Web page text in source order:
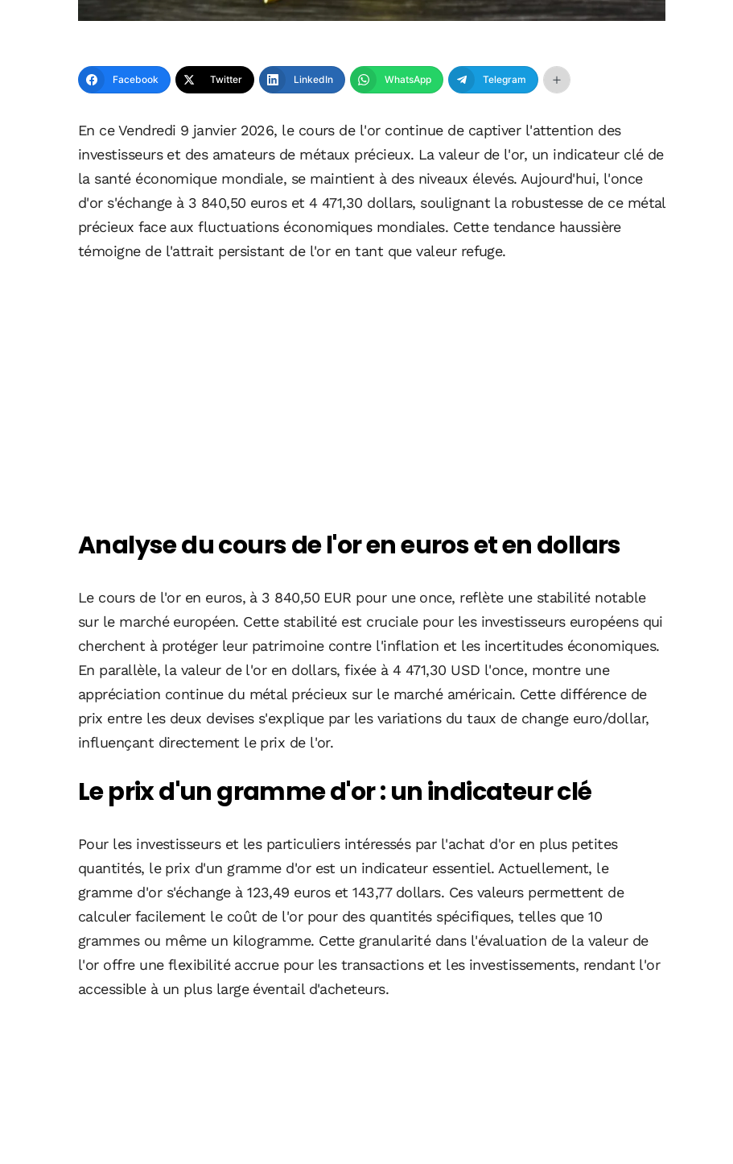
Facebook Twitter LinkedIn WhatsApp Telegram
En ce Vendredi 9 janvier 2026, le cours de l'or continue de captiver l'attention des
investisseurs et des amateurs de métaux précieux. La valeur de l'or, un indicateur clé de
la santé économique mondiale, se maintient à des niveaux élevés. Aujourd'hui, l'once
d'or s'échange à 3 840,50 euros et 4 471,30 dollars, soulignant la robustesse de ce métal
précieux face aux fluctuations économiques mondiales. Cette tendance haussière
témoigne de l'attrait persistant de l'or en tant que valeur refuge.
Analyse du cours de l'or en euros et en dollars
Le cours de l'or en euros, à 3 840,50 EUR pour une once, reflète une stabilité notable
sur le marché européen. Cette stabilité est cruciale pour les investisseurs européens qui
cherchent à protéger leur patrimoine contre l'inflation et les incertitudes économiques.
En parallèle, la valeur de l'or en dollars, fixée à 4 471,30 USD l'once, montre une
appréciation continue du métal précieux sur le marché américain. Cette différence de
prix entre les deux devises s'explique par les variations du taux de change euro/dollar,
influençant directement le prix de l'or.
Le prix d'un gramme d'or : un indicateur clé
Pour les investisseurs et les particuliers intéressés par l'achat d'or en plus petites
quantités, le prix d'un gramme d'or est un indicateur essentiel. Actuellement, le
gramme d'or s'échange à 123,49 euros et 143,77 dollars. Ces valeurs permettent de
calculer facilement le coût de l'or pour des quantités spécifiques, telles que 10
grammes ou même un kilogramme. Cette granularité dans l'évaluation de la valeur de
l'or offre une flexibilité accrue pour les transactions et les investissements, rendant l'or
accessible à un plus large éventail d'acheteurs.